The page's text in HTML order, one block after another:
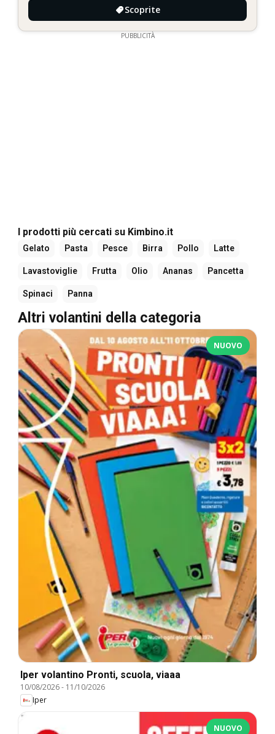
Scoprite
PUBBLICITÀ
I prodotti più cercati su Kimbino.it
Gelato Pasta Pesce Birra Pollo Latte
Lavastoviglie Frutta Olio Ananas Pancetta
Spinaci Panna
Altri volantini della categoria
NUOVO
Iper volantino Pronti, scuola, viaaa
10/08/2026- 11/10/2026
Iper
NUOVO